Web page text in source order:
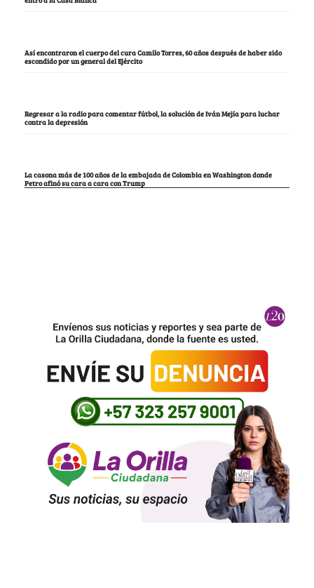
Así encontraron el cuerpo del cura Camilo Torres, 60 años después de haber sido
escondido por un general del Ejército
Regresar a la radio para comentar fútbol, la solución de Iván Mejía para luchar
contra la depresión
La casona más de 100 años de la embajada de Colombia en Washington donde
Petro afinó su cara a cara con Trump